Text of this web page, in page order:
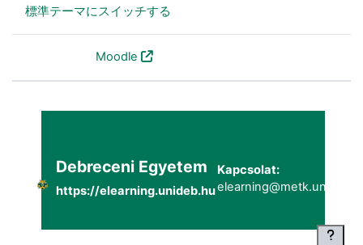
標準テーマにスイッチする
Moodle
Debreceni Egyetem
https://elearning.unideb.hu
Kapcsolat: